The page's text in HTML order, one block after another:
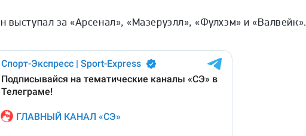
выступал за «Арсенал», «Мазеруэлл», «Фулхэм» и «Валвейк».